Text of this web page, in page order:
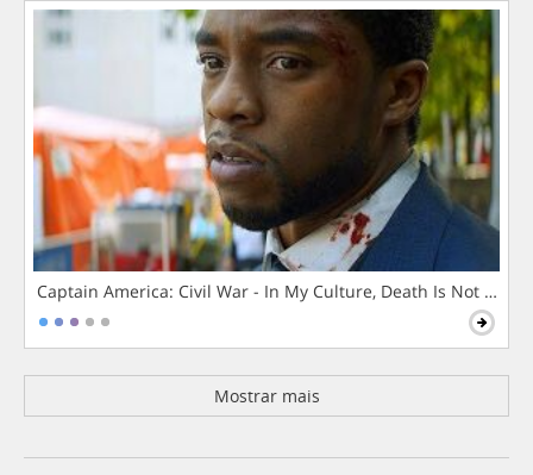
Captain America: Civil War - In My Culture, Death Is Not The
Mostrar mais